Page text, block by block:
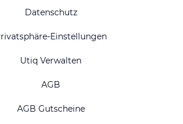
Datenschutz
Einstellungen
Utiq Verwalten
AGB
AGB Gutscheine